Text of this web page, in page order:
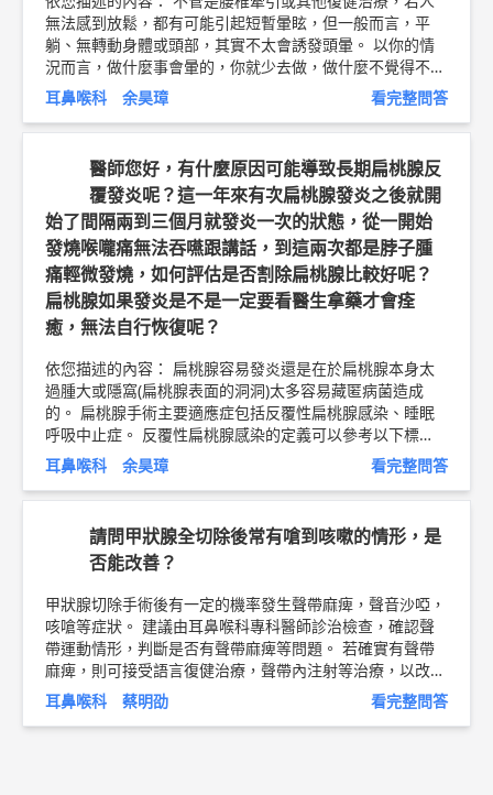
無法感到放鬆，都有可能引起短暫暈眩，但一般而言，平
躺、無轉動身體或頭部，其實不太會誘發頭暈。 以你的情
況而言，做什麼事會暈的，你就少去做，做什麼不覺得不舒
服的，就沒關係。 針對眩暈症，除了吃藥之外，還要避免
熬夜、過勞、刺激飲食、過鹹過甜等等，其他的，就回診追
蹤時再討論囉！ 以上純係觀念交流，一切以醫師實際看診
為準。 屏東明正耳鼻喉科診所 主治醫師 柳營奇美醫院耳鼻
喉科 兼任主治醫師 余昊璋 醫師簡介 ►http://bit.ly/2vnDJB
流感疫苗衛教文章 ►http://bit.ly/2Q59sBf
耳鼻喉科 余昊璋 看完整問答
醫師您好，有什麼原因可能導致長期扁桃腺反
覆發炎呢？這一年來有次扁桃腺發炎之後就開
始了間隔兩到三個月就發炎一次的狀態，從一開始
發燒喉嚨痛無法吞嚥跟講話，到這兩次都是脖子腫
痛輕微發燒，如何評估是否割除扁桃腺比較好呢？
扁桃腺如果發炎是不是一定要看醫生拿藥才會痊
癒，無法自行恢復呢？
依您描述的內容： 扁桃腺容易發炎還是在於扁桃腺本身太
過腫大或隱窩(扁桃腺表面的洞洞)太多容易藏匿病菌造成
的。 扁桃腺手術主要適應症包括反覆性扁桃腺感染、睡眠
呼吸中止症。 反覆性扁桃腺感染的定義可以參考以下標
準： 三年以上，每年有三次以上扁桃腺發炎；二年以上，
每年有五次以上扁桃腺發炎；或一年中有七次以上扁桃腺發
炎。 扁桃腺太常化膿或發炎，就會建議手術，因為成年之
後，扁桃腺已經不是身體製造抗體的主角了，對有些人來說
反而成了上呼吸道的弱點罩門，容易造成感染不舒服，就可
以考慮切除。切除後並不會造成人體的抗體不足或免疫力下
否開刀的建議。 至於每次發炎，依發炎程度來判斷，也不
一定要吃藥或抗生素，就像感冒，沒有發燒，多喝水多休息
也會好，但身體真的不舒服，也不要太鐵齒就是了，該看醫
生還是要看。 以上純係觀念交流，一切以醫師實際看診為
準。 屏東明正耳鼻喉科診所 主治醫師 柳營奇美醫院耳鼻喉
科 兼任主治醫師 余昊璋 鼻塞治療衛教文章 ►http://bit.ly/
耳鼻喉科 余昊璋 看完整問答
請問甲狀腺全切除後常有嗆到咳嗽的情形，是
否能改善？
甲狀腺切除手術後有一定的機率發生聲帶麻痺，聲音沙啞，
咳嗆等症狀。 建議由耳鼻喉科專科醫師診治檢查，確認聲
帶運動情形，判斷是否有聲帶麻痺等問題。 若確實有聲帶
麻痺，則可接受語言復健治療，聲帶內注射等治療，以改善
咳嗆症狀。 以上純係觀念交流，一切以醫師實際看診為
準。 嘉義長庚紀念醫院 耳鼻喉科 主治醫師 蔡明劭 醫師簡
耳鼻喉科 蔡明劭 看完整問答